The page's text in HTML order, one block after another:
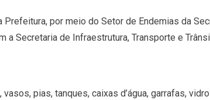
Prefeitura, por meio do Setor de Endemias da
a Secretaria de Infraestrutura, Transporte e
pias, tanques, caixas d’água, garrafas,